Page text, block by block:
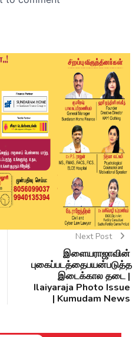
Next Post
இளையராஜாவின்
புகைப்படத்தைபயன்படுத்த
இடைக்கால தடை |
Ilaiyaraja Photo Issue
| Kumudam News